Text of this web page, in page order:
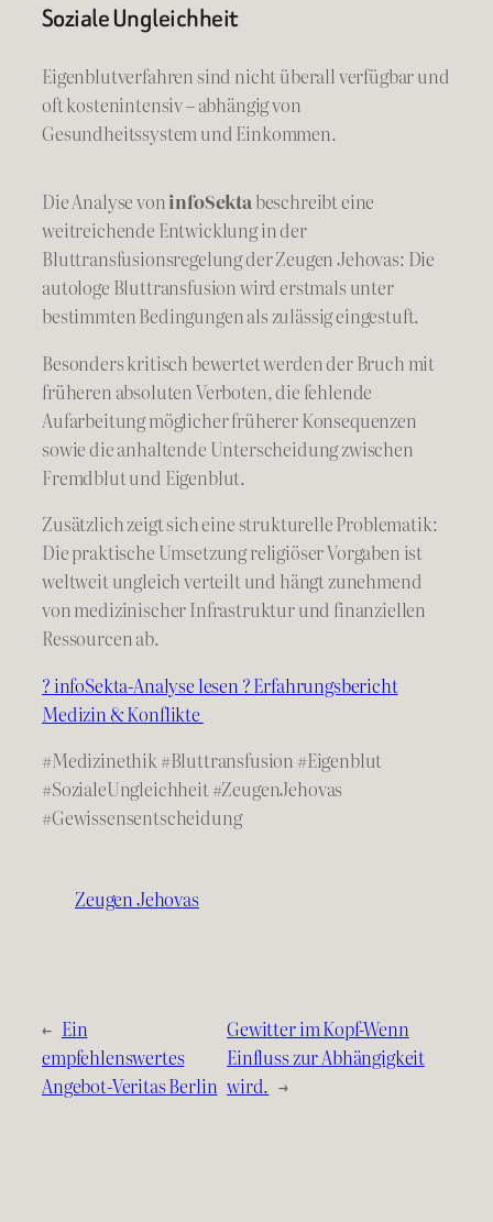
Soziale Ungleichheit
Eigenblutverfahren sind nicht überall verfügbar und
oft kostenintensiv – abhängig von
Gesundheitssystem und Einkommen.
Die Analyse voninfoSektabeschreibt eine
weitreichende Entwicklung in der
Bluttransfusionsregelung der Zeugen Jehovas: Die
autologe Bluttransfusion wird erstmals unter
bestimmten Bedingungen als zulässig eingestuft.
Besonders kritisch bewertet werden der Bruch mit
früheren absoluten Verboten, die fehlende
Aufarbeitung möglicher früherer Konsequenzen
sowie die anhaltende Unterscheidung zwischen
Fremdblut und Eigenblut.
Zusätzlich zeigt sich eine strukturelle Problematik:
Die praktische Umsetzung religiöser Vorgaben ist
weltweit ungleich verteilt und hängt zunehmend
von medizinischer Infrastruktur und finanziellen
Ressourcen ab.
? infoSekta-Analyse lesen ? Erfahrungsbericht
Medizin & Konflikte
#Medizinethik#Bluttransfusion #Eigenblut
#SozialeUngleichheit #ZeugenJehovas
#Gewissensentscheidung
Zeugen Jehovas
← Ein
empfehlenswertes
Angebot-Veritas Berlin
Gewitter im Kopf-Wenn
Einfluss zur Abhängigkeit
wird. →